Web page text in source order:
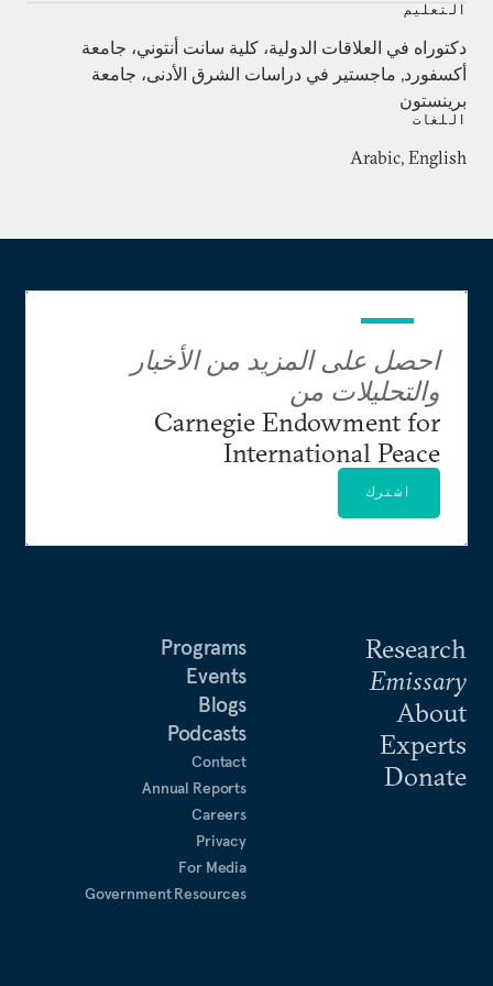
Sectarian Politics in the Gulf: From the Iraq War to
the Arab Uprisings (Columbia University Press,
2013)
وقد أدرجت مجلة فورين أفيرز هذا الكتاب ضمن قائمة
التعليم
دكتوراه في العلاقات الدولية، كلية سانت أنتوني، جامعة
أكسفورد, ماجستير في دراسات الشرق الأدنى، جامعة
برينستون
اللغات
Arabic, English
Research
Emissary
About
Experts
Donate
Programs
Events
Blogs
Podcasts
Contact
Annual Reports
Careers
Privacy
For Media
Government Resources
احصل على المزيد من الأخبار
والتحليلات من
Carnegie Endowment for
International Peace
اشترك